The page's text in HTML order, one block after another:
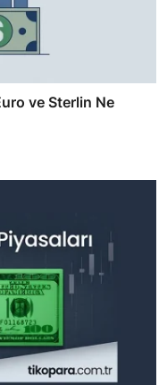
ve Sterlin Ne